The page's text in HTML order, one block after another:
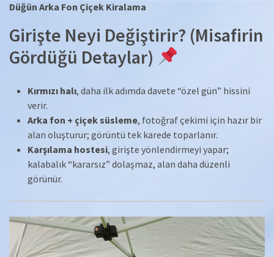
Düğün Arka Fon Çiçek Kiralama
Girişte Neyi Değiştirir? (Misafirin
Gördüğü Detaylar)
Kırmızı halı, daha ilk adımda davete “özel gün” hissini
verir.
Arka fon + çiçek süsleme, fotoğraf çekimi için hazır bir
alan oluşturur; görüntü tek karede toparlanır.
Karşılama hostesi, girişte yönlendirmeyi yapar;
kalabalık “kararsız” dolaşmaz, alan daha düzenli
görünür.